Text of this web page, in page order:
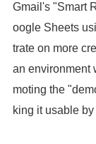
Gmail's "Smart
oogle Sheets
trate on more
an environment
moting the
king it usable